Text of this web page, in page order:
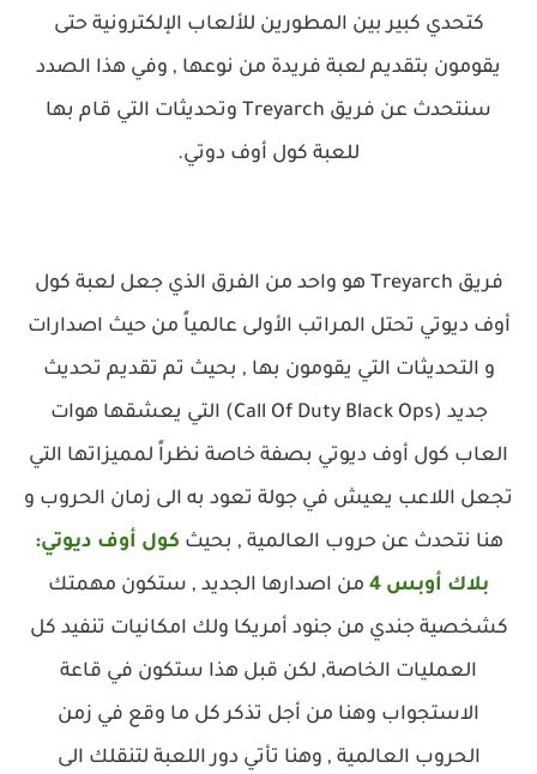
كتحدي كبير بين المطورين للألعاب الإلكترونية حتى
يقومون بتقديم لعبة فريدة من نوعها , وفي هذا الصدد
سنتحدث عن فريق Treyarch وتحديثات التي قام بها
للعبة كول أوف دوتي.
فريق Treyarch هو واحد من الفرق الذي جعل لعبة كول
أوف ديوتي تحتل المراتب الأولى عالمياً من حيث اصدارات
و التحديثات التي يقومون بها , بحيث تم تقديم تحديث
جديد ( Call Of Duty Black Ops) التي يعشقها هوات
العاب كول أوف ديوتي بصفة خاصة نظراً لمميزاتها التي
تجعل اللاعب يعيش في جولة تعود به الى زمان الحروب و
هنا نتحدث عن حروب العالمية , بحيث كول أوف ديوتي:
بلاك أوبس 4
من اصدارها الجديد , ستكون مهمتك
كشخصية جندي من جنود أمريكا ولك امكانيات تنفيد كل
العمليات الخاصة, لكن قبل هذا ستكون في قاعة
الاستجواب وهنا من أجل تذكر كل ما وقع في زمن
الحروب العالمية , وهنا تأتي دور اللعبة لتنقلك الى